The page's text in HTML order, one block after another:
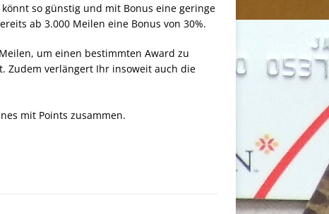
so günstig und mit Bonus eine geringe
ab 3.000 Meilen eine Bonus von 30%.
um einen bestimmten Award zu
Zudem verlängert Ihr insoweit auch die
mit Points zusammen.